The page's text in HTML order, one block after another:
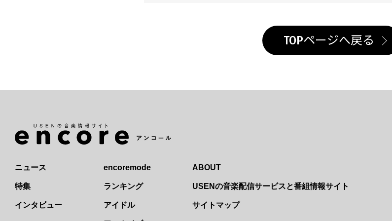
TOPページへ戻る
ニュース
特集
インタビュー
encoremode
ランキング
アイドル
ABOUT
USENの音楽配信サービスと番組情報サイト
サイトマップ